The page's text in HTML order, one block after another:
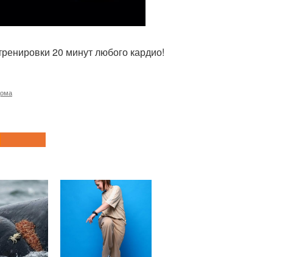
20 минут любого кардио!